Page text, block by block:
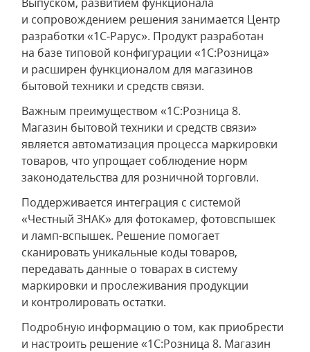
и сопровождением решения занимается Центр
разработки «1С‑Рарус». Продукт разработан
на базе типовой конфигурации «1С:Розница»
и расширен функционалом для магазинов
бытовой техники и средств связи.
Важным преимуществом «1С:Розница 8.
Магазин бытовой техники и средств связи»
является автоматизация процесса маркировки
товаров, что упрощает соблюдение норм
законодательства для розничной торговли.
Поддерживается интеграция с системой
«Честный ЗНАК» для фотокамер, фотовспышек
и ламп-вспышек. Решение помогает
сканировать уникальные коды товаров,
передавать данные о товарах в систему
маркировки и прослеживания продукции
и контролировать остатки.
Подробную информацию о том, как приобрести
и настроить решение «1С:Розница 8. Магазин